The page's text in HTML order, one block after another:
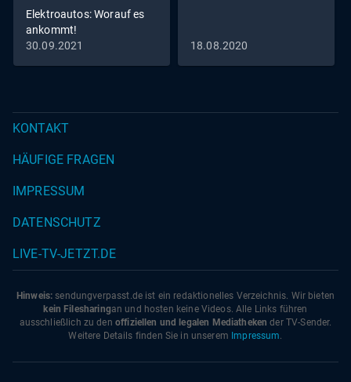
Elektroautos: Worauf es
ankommt!
30.09.2021
18.08.2020
KONTAKT
HÄUFIGE FRAGEN
IMPRESSUM
DATENSCHUTZ
LIVE-TV-JETZT.DE
Hinweis: sendungverpasst.de ist ein redaktionelles Verzeichnis. Wir bieten
kein Filesharingan und hosten keine Videos. Alle Links führen
ausschließlich zu den offiziellen und legalen Mediatheken der TV-Sender.
Weitere Details finden Sie in unserem Impressum.